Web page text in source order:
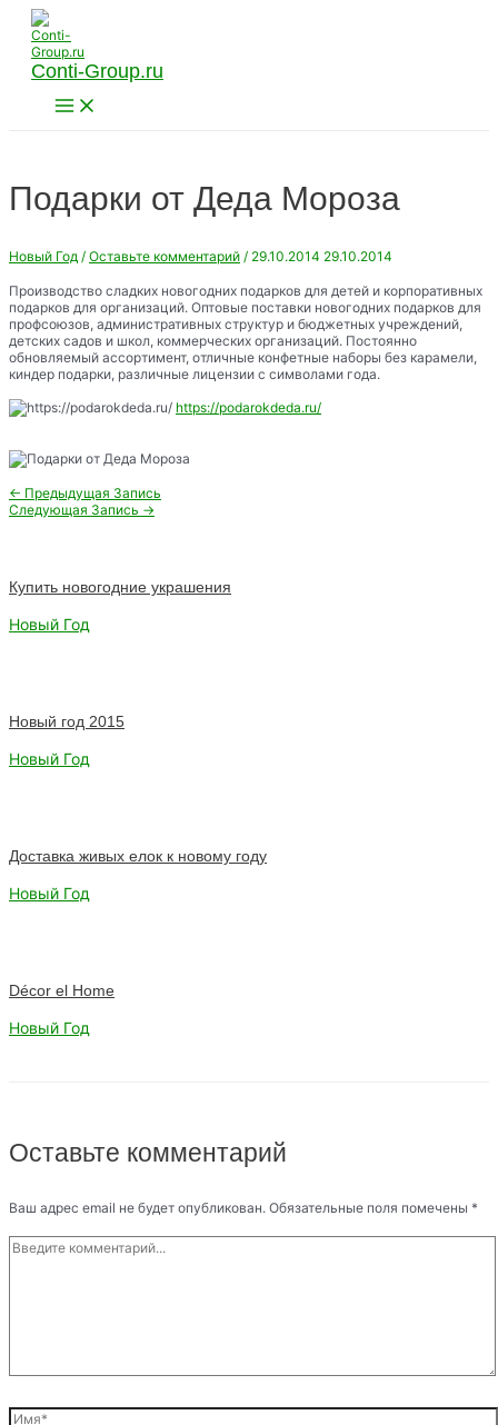
Перейти
содержимому
Conti-Group.ru
Main
Menu
Подарки от Деда Мороза
Новый Год / Оставьте комментарий / 29.10.2014 29.10.2014
Производство сладких новогодних подарков для детей и корпоративных
подарков для организаций. Оптовые поставки новогодних подарков для
профсоюзов, административных структур и бюджетных учреждений,
детских садов и школ, коммерческих организаций. Постоянно
обновляемый ассортимент, отличные конфетные наборы без карамели,
киндер подарки, различные лицензии с символами года.
https://podarokdeda.ru/
Навигация
по
← Предыдущая Запись
Следующая Запись →
Купить новогодние украшения
Новый Год
Новый год 2015
Новый Год
Доставка живых елок к новому году
Новый Год
Décor el Home
Новый Год
Оставьте комментарий
Ваш адрес email не будет опубликован. Обязательные поля помечены *
Введите
комментарий...
Имя*